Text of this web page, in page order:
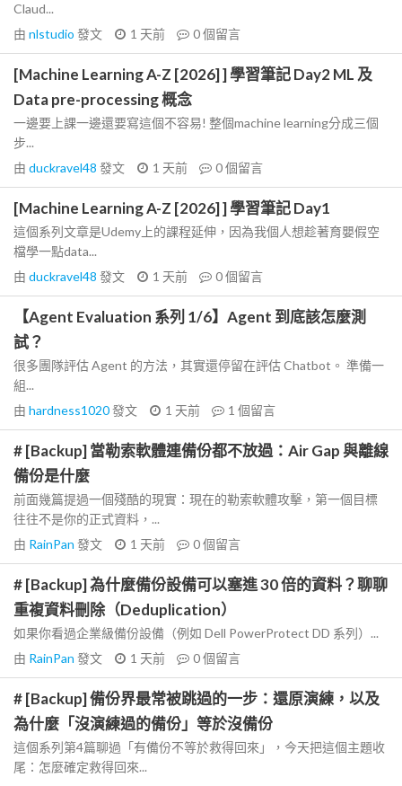
Claud...
由 nlstudio 發文 1 天前 0個留言
[Machine Learning A-Z [2026] ] 學習筆記 Day2 ML 及
Data pre-processing 概念
一邊要上課一邊還要寫這個不容易! 整個machine learning分成三個
步...
由 duckravel48 發文 1 天前 0個留言
[Machine Learning A-Z [2026] ] 學習筆記 Day1
這個系列文章是Udemy上的課程延伸，因為我個人想趁著育嬰假空
檔學一點data...
由 duckravel48 發文 1 天前 0個留言
【Agent Evaluation 系列 1/6】Agent 到底該怎麼測
試？
很多團隊評估 Agent 的方法，其實還停留在評估 Chatbot。 準備一
組...
由 hardness1020發文 1 天前 1 個留言
# [Backup] 當勒索軟體連備份都不放過：Air Gap 與離線
備份是什麼
前面幾篇提過一個殘酷的現實：現在的勒索軟體攻擊，第一個目標
往往不是你的正式資料，...
由 RainPan 發文 1 天前 0個留言
# [Backup] 為什麼備份設備可以塞進 30 倍的資料？聊聊
重複資料刪除（Deduplication）
如果你看過企業級備份設備（例如 Dell PowerProtect DD 系列）...
由 RainPan 發文 1 天前 0個留言
# [Backup] 備份界最常被跳過的一步：還原演練，以及
為什麼「沒演練過的備份」等於沒備份
這個系列第4篇聊過「有備份不等於救得回來」，今天把這個主題收
尾：怎麼確定救得回來...